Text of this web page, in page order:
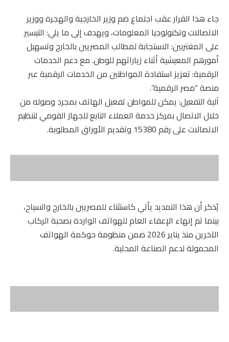
جاء هذا القرار عقب اجتماع ضم وزير الخارجية والهجرة ووزير
الاتصالات وتكنولوجيا المعلومات، ويهدف إلى ما يلي: التيسير
على المغتربين: الاستجابة لمطالب المصريين بالخارج وتسهيل
أمورهم المعيشية أثناء زياراتهم للوطن. مع دعم الخدمات
الرقمية: تعزيز استفادة المواطنين من الخدمات الرقمية عبر
منصة “مصر الرقمية”.
آلية التفعيل: يمكن للمواطن تفعيل الهاتف بمجرد وصوله من
خلال الاتصال بمركز خدمة العملاء التابع للجهاز القومي لتنظيم
الاتصالات على رقم 15380 وتقديم الأوراق المطلوبة.
يُذكر أن هذا التمديد يأتي كاستثناء للمصريين بالخارج والسياح،
بينما تم إنهاء الإعفاء العام للهواتف الواردة بصحبة الركاب
الآخرين منذ يناير 2026 ضمن منظومة حوكمة الهواتف
المحمولة لدعم الصناعة المحلية.